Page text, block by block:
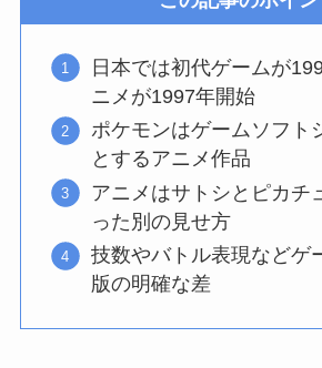
日本では初代ゲームが
ニメが1997年開始
ポケモンはゲームソフト
とするアニメ作品
アニメはサトシとピカチ
った別の見せ方
技数やバトル表現などゲ
版の明確な差